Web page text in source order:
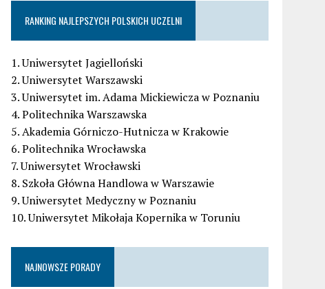
RANKING NAJLEPSZYCH POLSKICH UCZELNI
1. Uniwersytet Jagielloński
2. Uniwersytet Warszawski
3. Uniwersytet im. Adama Mickiewicza w Poznaniu
4. Politechnika Warszawska
5. Akademia Górniczo-Hutnicza w Krakowie
6. Politechnika Wrocławska
7. Uniwersytet Wrocławski
8. Szkoła Główna Handlowa w Warszawie
9. Uniwersytet Medyczny w Poznaniu
10. Uniwersytet Mikołaja Kopernika w Toruniu
NAJNOWSZE PORADY